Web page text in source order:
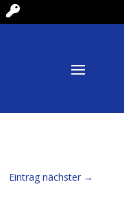
Eintrag nächster →